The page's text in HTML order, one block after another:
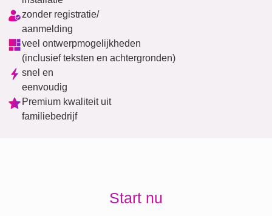
zonder registratie/
aanmelding
veel ontwerpmogelijkheden
(inclusief teksten en achtergronden)
snel en
eenvoudig
Premium kwaliteit uit
familiebedrijf
Start nu